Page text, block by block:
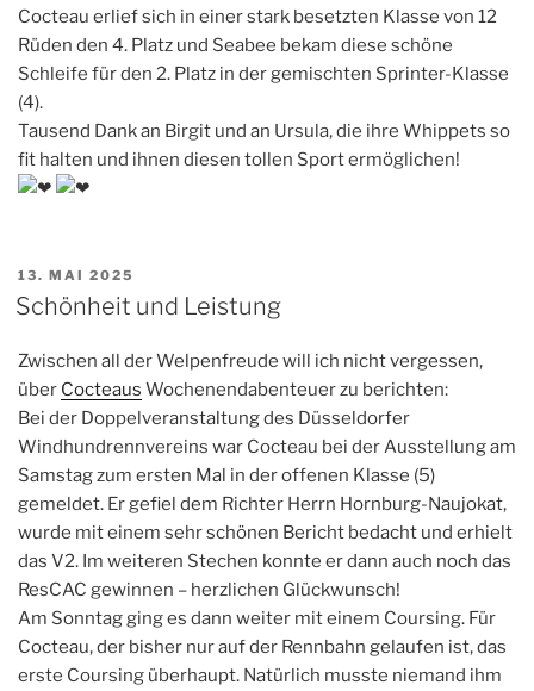
Cocteau erlief sich in einer stark besetzten Klasse von 12
Rüden den 4. Platz und Seabee bekam diese schöne
Schleife für den 2. Platz in der gemischten Sprinter-Klasse
(4).
Tausend Dank an Birgit und an Ursula, die ihre Whippets so
fit halten und ihnen diesen tollen Sport ermöglichen!
VERÖFFENTLICHT
AM
13. MAI 2025
Schönheit und Leistung
Zwischen all der Welpenfreude will ich nicht vergessen,
über Cocteaus Wochenendabenteuer zu berichten:
Bei der Doppelveranstaltung des Düsseldorfer
Windhundrennvereins war Cocteau bei der Ausstellung am
Samstag zum ersten Mal in der offenen Klasse (5)
gemeldet. Er gefiel dem Richter Herrn Hornburg-Naujokat,
wurde mit einem sehr schönen Bericht bedacht und erhielt
das V2. Im weiteren Stechen konnte er dann auch noch das
ResCAC gewinnen – herzlichen Glückwunsch!
Am Sonntag ging es dann weiter mit einem Coursing. Für
Cocteau, der bisher nur auf der Rennbahn gelaufen ist, das
erste Coursing überhaupt. Natürlich musste niemand ihm